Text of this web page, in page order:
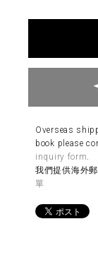
Overseas
book please
inquiry form.
我們提供海外
單